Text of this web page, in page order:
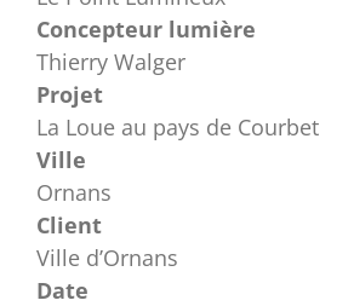
Concepteur lumière
Thierry Walger
Projet
La Loue au pays de Courbet
Ville
Ornans
Client
Ville d’Ornans
Date